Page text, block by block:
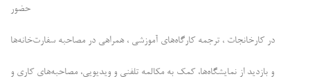
حضور
در کارخانجات ، ترجمه‌ کارگاه‌های آموزشی ، همراهی در مصاحبه سفارت‌خانه‌ها
و بازدید از نمایشگاه‌ها، کمک به مکالمه تلفنی و ویدیویی، مصاحبه‌های کاری و